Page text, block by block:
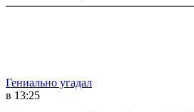
Гениально угадал
в 13:25